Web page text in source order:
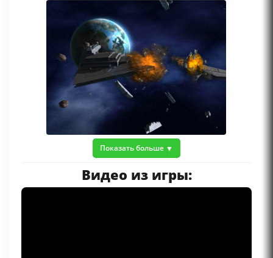
Показать больше
Видео из игры: